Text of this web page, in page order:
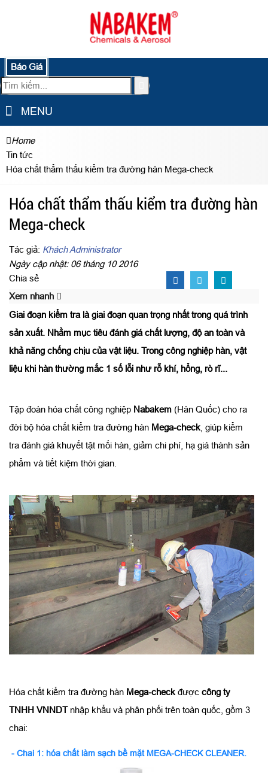
Báo Giá
MENU
Home
Tin tức
Hóa chất thẩm thấu kiểm tra đường hàn Mega-check
Hóa chất thẩm thấu kiểm tra đường hàn
Mega-check
Tác giả: Khách Administrator
Ngày cập nhật: 06 tháng 10 2016
Chia sẻ
Xem nhanh
Giai đoạn kiểm tra là giai đoạn quan trọng nhất trong quá trình
sản xuất. Nhằm mục tiêu đánh giá chất lượng, độ an toàn và
khả năng chống chịu của vật liệu. Trong công nghiệp hàn, vật
liệu khi hàn thường mắc 1 số lỗi như rỗ khí, hổng, rò rĩ...
Tập đoàn hóa chất công nghiệp Nabakem (Hàn Quốc) cho ra
đời bộ hóa chất kiểm tra đường hàn Mega-check , giúp kiểm
tra đánh giá khuyết tật mối hàn, giảm chi phí, hạ giá thành sản
phẩm và tiết kiệm thời gian.
Hóa chất kiểm tra đường hàn Mega-check được công ty
TNHH VNNDTnhập khẩu và phân phối trên toàn quốc, gồm 3
chai:
- Chai 1: hóa chất làm sạch bề mặt MEGA-CHECK CLEANER.